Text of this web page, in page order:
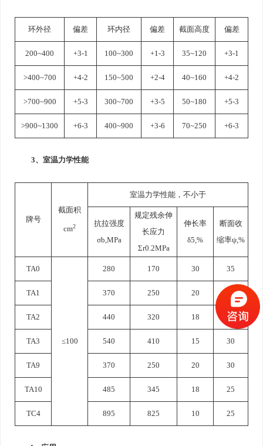
环外径 偏差 环内径 偏差 截面高度 偏差
200~400 +3-1 100~300 +1-3 35~120 +3-1
>400~700 +4-2 150~500 +2-4 40~160 +4-2
>700~900 +5-3 300~700 +3-5 50~180 +5-3
>900~1300 +6-3 400~900 +3-6 70~250 +6-3
3、室温力学性能
牌号
截面积
cm2
室温力学性能，不小于
抗拉强度
σb,MPa
规定残余伸
长应力
Σr0.2MPa
伸长率
δ5,%
断面收
缩率ψ,%
TA0
≤100
280 170 30 35
TA1 370 250 20 35
TA2 440 320 18 35
TA3 540 410 15 30
TA9 370 250 20 30
TA10 485 345 18 25
TC4 895 825 10 25